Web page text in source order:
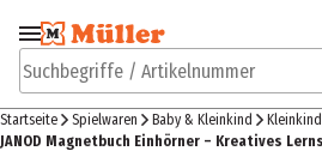
Zur Navigation
springen
Suchbegriffe / Artikelnummer
Startseite Spielwaren Baby & Kleinkind
JANOD Magnetbuch Einhörner – Kreatives